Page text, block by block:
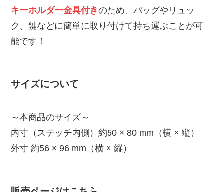
キーホルダー金具付きのため、バッグやリュッ
ク、鍵などに簡単に取り付けて持ち運ぶことが可
能です！
サイズについて
～本商品のサイズ～
内寸（ステッチ内側）約50 × 80 mm（横 × 縦）
外寸 約56 × 96 mm（横 × 縦）